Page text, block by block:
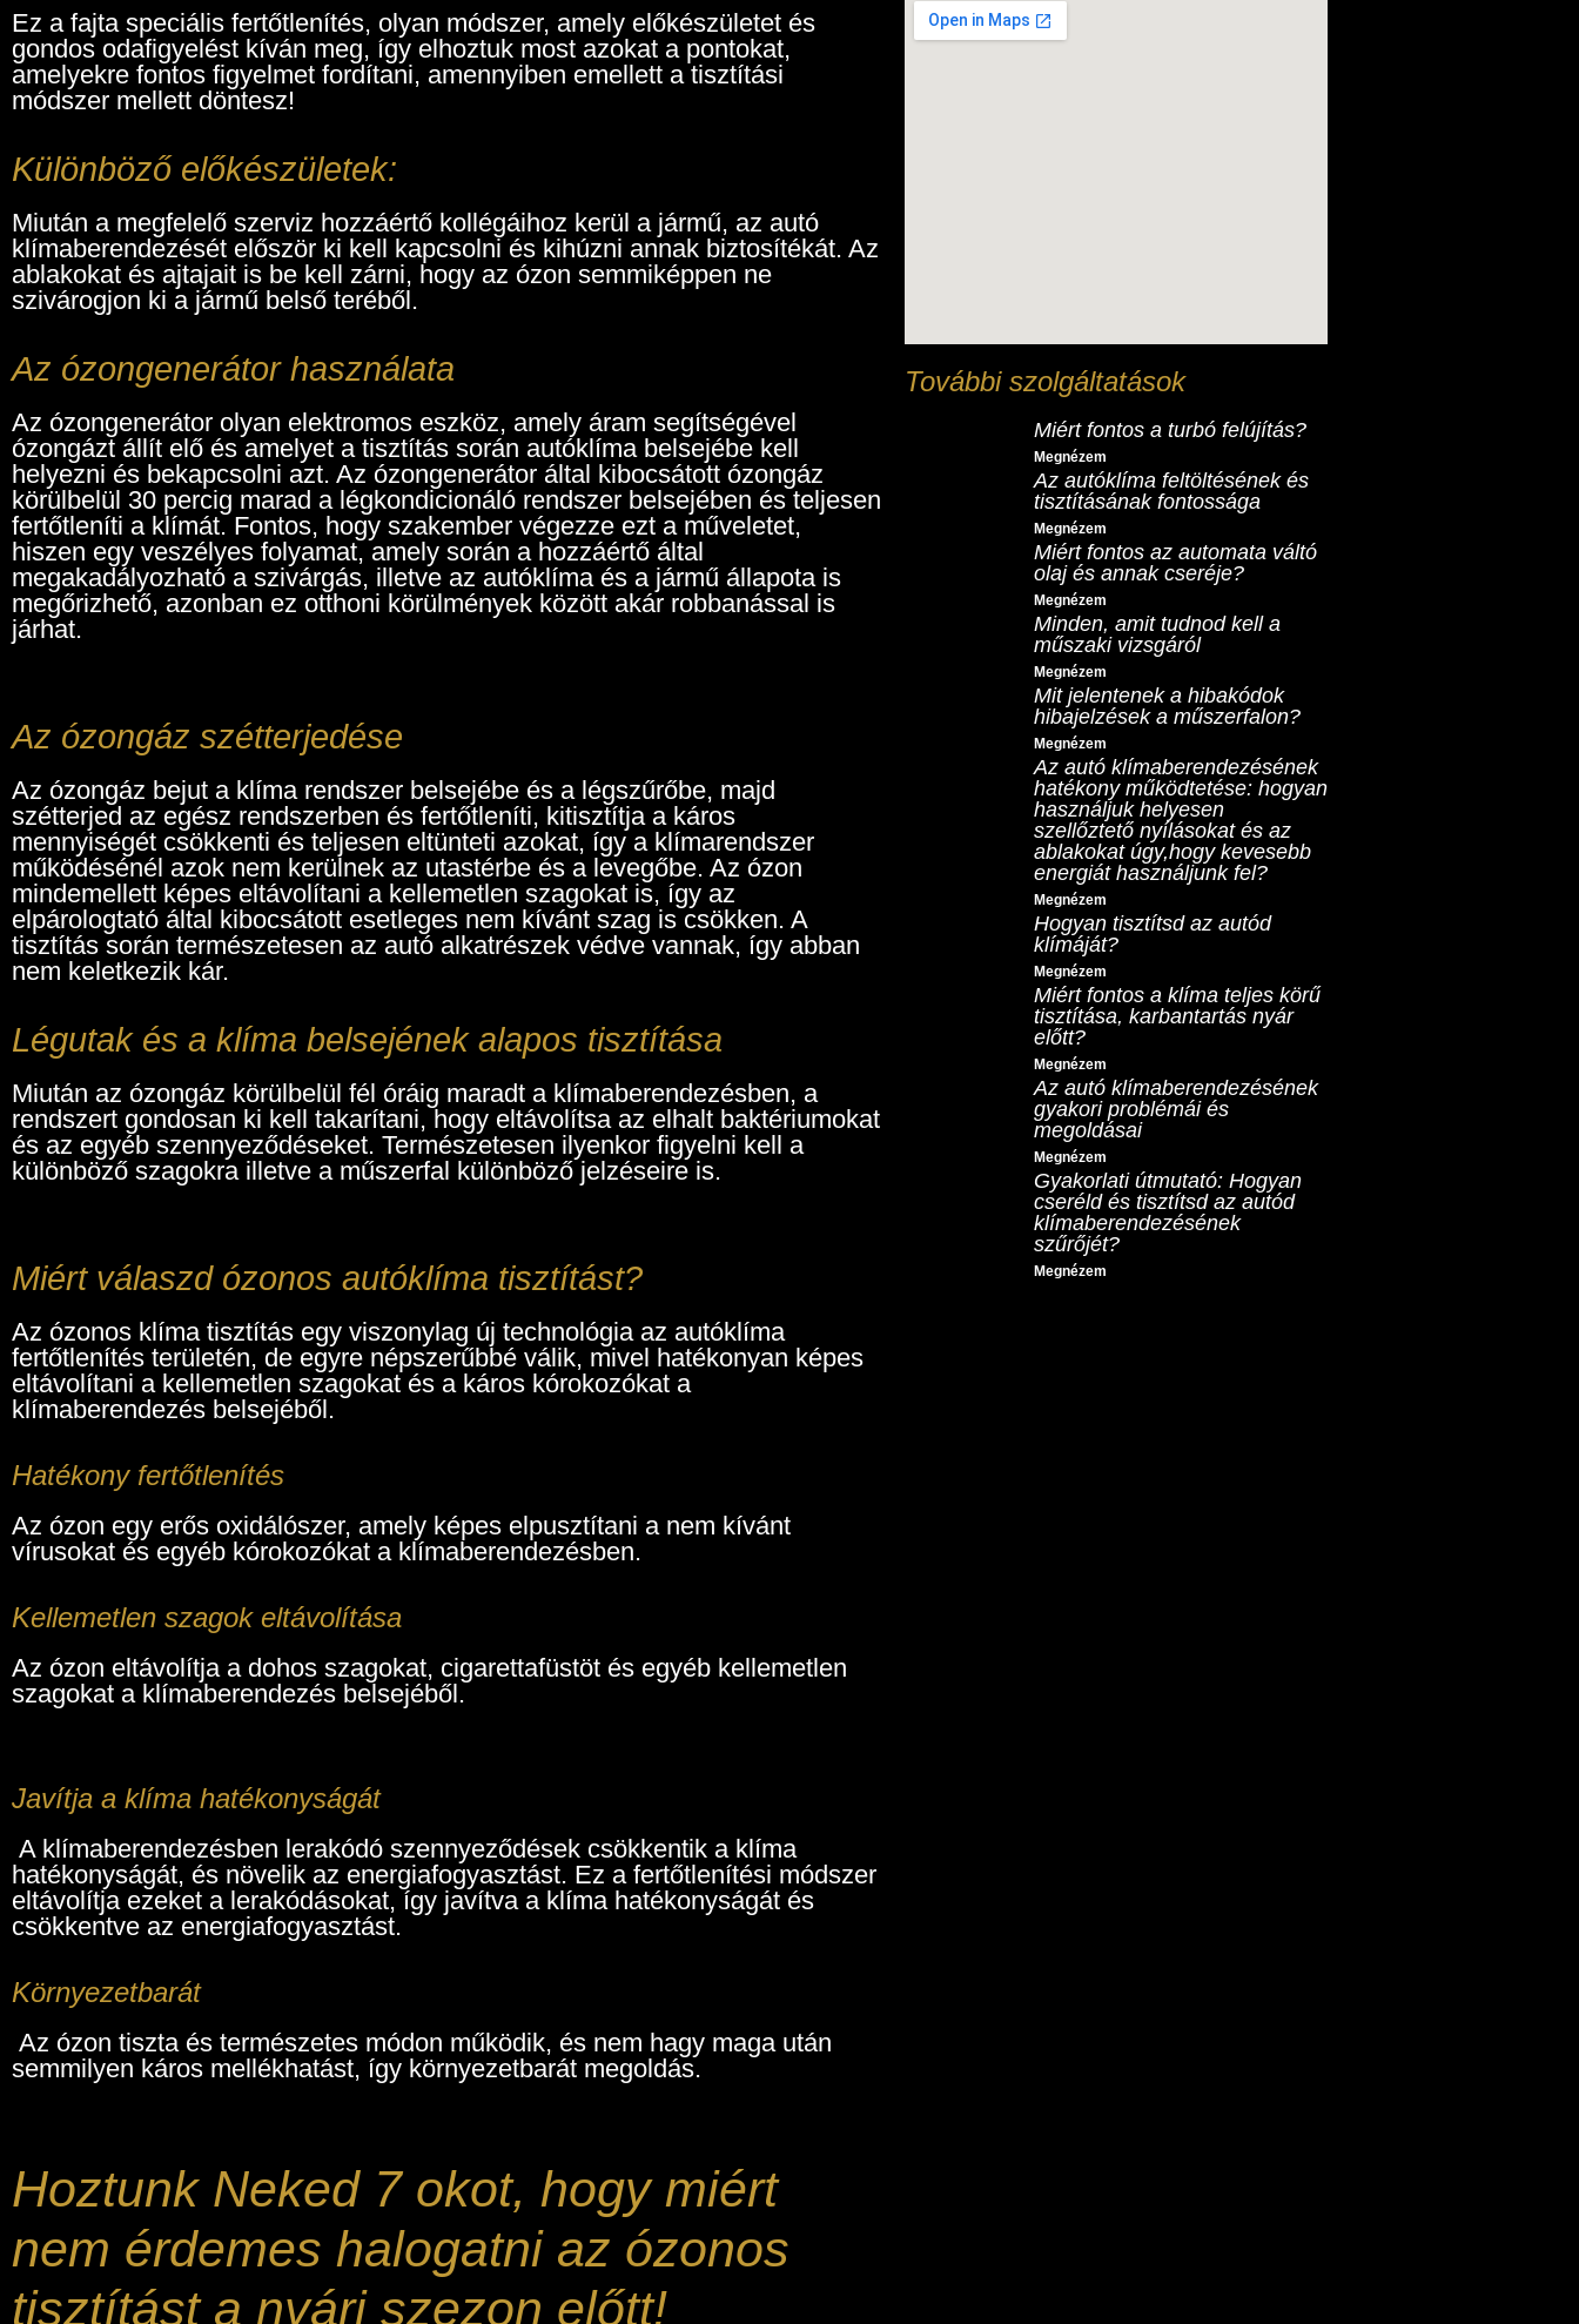
Ez a fajta speciális fertőtlenítés, olyan módszer, amely előkészületet és
gondos odafigyelést kíván meg, így elhoztuk most azokat a pontokat,
amelyekre fontos figyelmet fordítani, amennyiben emellett a tisztítási
módszer mellett döntesz!
Különböző előkészületek:
Miután a megfelelő szerviz hozzáértő kollégáihoz kerül a jármű, az autó
klímaberendezését először ki kell kapcsolni és kihúzni annak biztosítékát. Az
ablakokat és ajtajait is be kell zárni, hogy az ózon semmiképpen ne
szivárogjon ki a jármű belső teréből.
Az ózongenerátor használata
Az ózongenerátor olyan elektromos eszköz, amely áram segítségével
ózongázt állít elő és amelyet a tisztítás során autóklíma belsejébe kell
helyezni és bekapcsolni azt. Az ózongenerátor által kibocsátott ózongáz
körülbelül 30 percig marad a légkondicionáló rendszer belsejében és teljesen
fertőtleníti a klímát. Fontos, hogy szakember végezze ezt a műveletet,
hiszen egy veszélyes folyamat, amely során a hozzáértő által
megakadályozható a szivárgás, illetve az autóklíma és a jármű állapota is
megőrizhető, azonban ez otthoni körülmények között akár robbanással is
járhat.
Az ózongáz szétterjedése
Az ózongáz bejut a klíma rendszer belsejébe és a légszűrőbe, majd
szétterjed az egész rendszerben és fertőtleníti, kitisztítja a káros
mennyiségét csökkenti és teljesen eltünteti azokat, így a klímarendszer
működésénél azok nem kerülnek az utastérbe és a levegőbe. Az ózon
mindemellett képes eltávolítani a kellemetlen szagokat is, így az
elpárologtató által kibocsátott esetleges nem kívánt szag is csökken. A
tisztítás során természetesen az autó alkatrészek védve vannak, így abban
nem keletkezik kár.
Légutak és a klíma belsejének alapos tisztítása
Miután az ózongáz körülbelül fél óráig maradt a klímaberendezésben, a
rendszert gondosan ki kell takarítani, hogy eltávolítsa az elhalt baktériumokat
és az egyéb szennyeződéseket. Természetesen ilyenkor figyelni kell a
különböző szagokra illetve a műszerfal különböző jelzéseire is.
Miért válaszd ózonos autóklíma tisztítást?
Az ózonos klíma tisztítás egy viszonylag új technológia az autóklíma
fertőtlenítés területén, de egyre népszerűbbé válik, mivel hatékonyan képes
eltávolítani a kellemetlen szagokat és a káros kórokozókat a
klímaberendezés belsejéből.
Hatékony fertőtlenítés
Az ózon egy erős oxidálószer, amely képes elpusztítani a nem kívánt
vírusokat és egyéb kórokozókat a klímaberendezésben.
Kellemetlen szagok eltávolítása
Az ózon eltávolítja a dohos szagokat, cigarettafüstöt és egyéb kellemetlen
szagokat a klímaberendezés belsejéből.
Javítja a klíma hatékonyságát
A klímaberendezésben lerakódó szennyeződések csökkentik a klíma
hatékonyságát, és növelik az energiafogyasztást. Ez a fertőtlenítési módszer
eltávolítja ezeket a lerakódásokat, így javítva a klíma hatékonyságát és
csökkentve az energiafogyasztást.
Környezetbarát
Az ózon tiszta és természetes módon működik, és nem hagy maga után
semmilyen káros mellékhatást, így környezetbarát megoldás.
Hoztunk Neked 7 okot, hogy miért
nem érdemes halogatni az ózonos
tisztítást a nyári szezon előtt!
További szolgáltatások
Miért fontos a turbó felújítás?
Megnézem
Az autóklíma feltöltésének és
tisztításának fontossága
Megnézem
Miért fontos az automata váltó
olaj és annak cseréje?
Megnézem
Minden, amit tudnod kell a
műszaki vizsgáról
Megnézem
Mit jelentenek a hibakódok
hibajelzések a műszerfalon?
Megnézem
Az autó klímaberendezésének
hatékony működtetése: hogyan
használjuk helyesen
szellőztető nyílásokat és az
ablakokat úgy,hogy kevesebb
energiát használjunk fel?
Megnézem
Hogyan tisztítsd az autód
klímáját?
Megnézem
Miért fontos a klíma teljes körű
tisztítása, karbantartás nyár
előtt?
Megnézem
Az autó klímaberendezésének
gyakori problémái és
megoldásai
Megnézem
Gyakorlati útmutató: Hogyan
cseréld és tisztítsd az autód
klímaberendezésének
szűrőjét?
Megnézem